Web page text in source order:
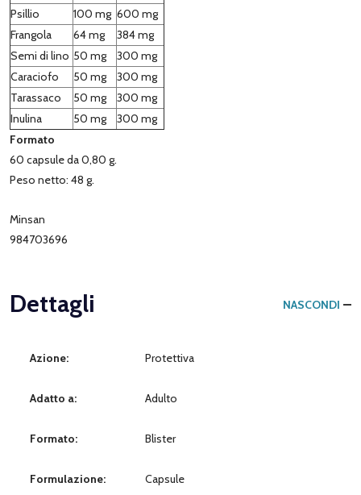
Psillio 100 mg 600 mg
Frangola
64 mg
384 mg
Semi di lino 50 mg
300 mg
Caraciofo
50 mg
300 mg
Tarassaco
50 mg
300 mg
Inulina
50 mg
300 mg
Formato
60 capsule da 0,80 g.
Peso netto: 48 g.
Minsan
984703696
Dettagli NASCONDI
Azione: Protettiva
Adatto a: Adulto
Formato: Blister
Formulazione: Capsule